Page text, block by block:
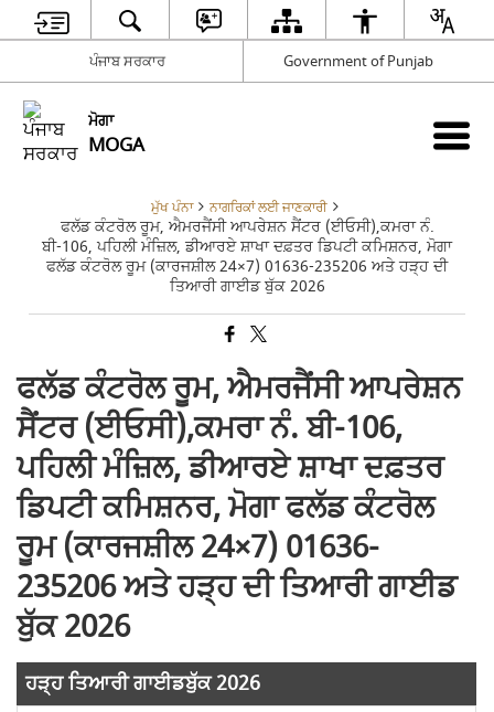
ਪੰਜਾਬ ਸਰਕਾਰ Government of Punjab
ਮੋਗਾ
MOGA
ਮੁੱਖ ਪੰਨਾ ਨਾਗਰਿਕਾਂ ਲਈ ਜਾਣਕਾਰੀ
ਫਲੱਡ ਕੰਟਰੋਲ ਰੂਮ, ਐਮਰਜੈਂਸੀ ਆਪਰੇਸ਼ਨ ਸੈਂਟਰ (ਈਓਸੀ),ਕਮਰਾ ਨੰ.
ਬੀ-106, ਪਹਿਲੀ ਮੰਜ਼ਿਲ, ਡੀਆਰਏ ਸ਼ਾਖਾ ਦਫ਼ਤਰ ਡਿਪਟੀ ਕਮਿਸ਼ਨਰ, ਮੋਗਾ
ਫਲੱਡ ਕੰਟਰੋਲ ਰੂਮ (ਕਾਰਜਸ਼ੀਲ 24×7) 01636-235206 ਅਤੇ ਹੜ੍ਹ ਦੀ
ਤਿਆਰੀ ਗਾਈਡ ਬੁੱਕ 2026
ਫਲੱਡ ਕੰਟਰੋਲ ਰੂਮ, ਐਮਰਜੈਂਸੀ ਆਪਰੇਸ਼ਨ
ਸੈਂਟਰ (ਈਓਸੀ),ਕਮਰਾ ਨੰ. ਬੀ-106,
ਪਹਿਲੀ ਮੰਜ਼ਿਲ, ਡੀਆਰਏ ਸ਼ਾਖਾ ਦਫ਼ਤਰ
ਡਿਪਟੀ ਕਮਿਸ਼ਨਰ, ਮੋਗਾ ਫਲੱਡ ਕੰਟਰੋਲ
ਰੂਮ (ਕਾਰਜਸ਼ੀਲ 24×7) 01636-
235206 ਅਤੇ ਹੜ੍ਹ ਦੀ ਤਿਆਰੀ ਗਾਈਡ
ਬੁੱਕ 2026
ਹੜ੍ਹ ਤਿਆਰੀ ਗਾਈਡਬੁੱਕ 2026